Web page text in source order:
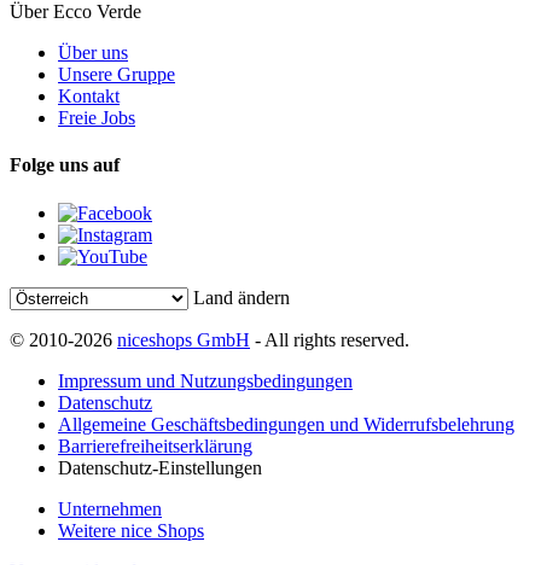
Über Ecco Verde
Über uns
Unsere Gruppe
Kontakt
Freie Jobs
Folge uns auf
Land ändern
© 2010-2026 niceshops GmbH - All rights reserved.
Impressum und Nutzungsbedingungen
Datenschutz
Allgemeine Geschäftsbedingungen und Widerrufsbelehrung
Barrierefreiheitserklärung
Datenschutz-Einstellungen
Unternehmen
Weitere nice Shops